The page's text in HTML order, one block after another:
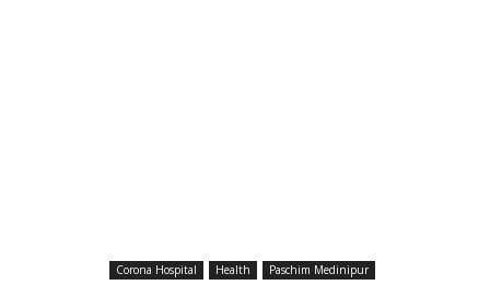
Corona Hospital Health Paschim Medinipur